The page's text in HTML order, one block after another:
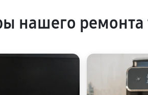
нашего ремонта